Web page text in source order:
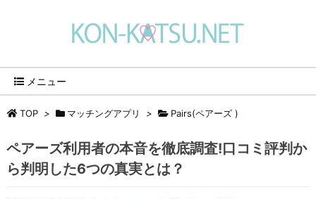
メニュー
TOP > マッチングアプリ > Pairs(ペアーズ )
ペアーズ利用者の本音を徹底調査!口コミ評判か
ら判明した6つの真実とは？